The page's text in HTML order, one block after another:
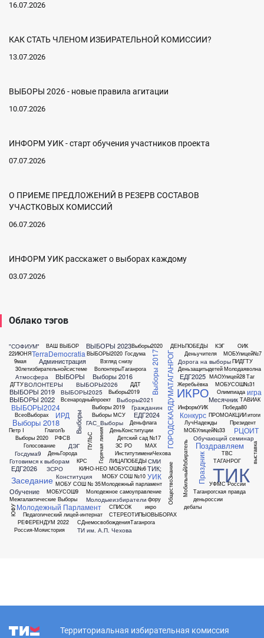
16.07.2026
КАК СТАТЬ ЧЛЕНОМ ИЗБИРАТЕЛЬНОЙ КОМИССИИ?
13.07.2026
ВЫБОРЫ 2026 - новые правила агитации
10.07.2026
ИНФОРМ УИК - старт обучения участников проекта
07.07.2026
О ПРИЕМЕ ПРЕДЛОЖЕНИЙ В РЕЗЕРВ СОСТАВОВ
УЧАСТКОВЫХ КОМИССИЙ
06.07.2026
ИНФОРМ УИК расскажет о выборах каждому
03.07.2026
Облако тэгов
"СОФИУМ"
22ИЮНЯ
30летизбирательнойсистеме
9мая
TerraDemocratia
Администрация
Атмосфера
ВАШ ВЫБОР
ВОЛОНТЕРЫ
ВЫБОРЫ
ВЫБОРЫ 2019
ВЫБОРЫ 2022
ВЫБОРЫ 2023
ВЫБОРЫ2020
ВЫБОРЫ2024
ВЫБОРЫ2025
ВЫБОРЫ2026
Взгляд снизу
ВолонтерыТаганрога
Всенародныйпроект
ВсеоВыборах
Выборы
Выборы 2016 Выборы 2017
Выборы 2018
Выборы 2019
Выборы 2020
Выборы МСУ
Выборы2019
Выборы2020
Выборы2021
ГАС_Выборы ГОРОДСКАЯДУМАТАГАНРОГ
ГлаголЪ
Голосование
Горячая линия
Госдума
Госдума9
Готовимся к выборам
Гражданин
ДГТУ ДДТ
ДЕНЬПОБЕДЫ
ДЭГ
ДеньГорода
ДеньКонституции
Деньзащитыдетей
Деньучителя
Деньфлага
Детский сад №17
Дорога на выборы
ЕДГ2024
ЕДГ2025
ЕДГ2026
Жеребьёвка
ЗС РО
ЗСРО
Заседание
ИКРО
ИРД
ИнститутимениЧехова
ИнформУИК
КИНО-НЕО
КРС
КЭГ
Конкурс
Конституция
ЛИЦАПОБЕДЫ
ЛучНадежды
МАОУлицей28
МАХ
МОБУ СОШ № 35
МОБУ СОШ №10
МОБУСОШ9
МОБУСОШ№31
МОБУСОШ№6
МОБУлицей№33
МОБУлицей№7
Межгалактические Выборы
Месячник
МобильныйИзбиратель
Молодаяволна
Молодежное самоуправление
Молодежный Парламент
Молодежный парламент
Молодыеизбиратели
ОИК
Обучающий семинар
Обучение ОбществоЗнание
Олимпиада
ПИДГТУ
ПРОМОАКЦИИ
ПУЛЬС
Педагогический лицей-интернат
Петр I
Победа80
Поздравляем
Праздник
Президент
РЕФЕРЕНДУМ 2022
РФСВ
РЦОИТ
Россия-Мояистория
СДнемосвобожденияТаганрога
СМИ
СПИСОК
СТЕРЕОТИПЫОВЫБОРАХ
ТАВИАК
ТАГАНРОГ
ТВС
ТИ им. А.П. Чехова
ТИК
ТИК;
Таг
Таганрогская правда
УИК
УФМС России
ЮФУ
выставка
дебаты
деньроссии
игра
икро
итоги
фору
Территориальная избирательная комиссия